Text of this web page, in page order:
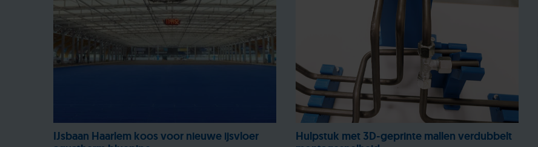
IJsbaan Haarlem koos voor nieuwe ijsvloer
Hulpstuk met 3D-geprinte mallen verdubbelt